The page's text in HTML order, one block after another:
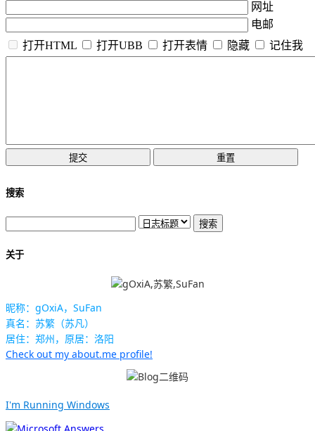
网址
电邮
打开HTML
打开UBB 打开表情 隐藏 记住我
搜索
关于
昵称：gOxiA，SuFan
真名：苏繁（苏凡）
居住：郑州，原居：洛阳
Check out my about.me profile!
I'm Running Windows